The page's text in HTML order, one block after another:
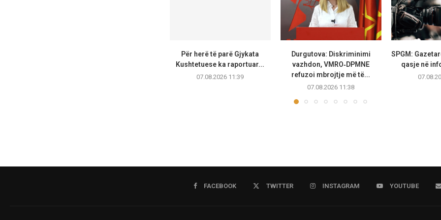
Për herë të parë Gjykata
Kushtetuese ka raportuar...
07.08.2026 11:39
Durgutova: Diskriminimi
vazhdon, VMRO‑DPMNE
refuzoi mbrojtje më të...
07.08.2026 11:38
SPGM:
qasje në
FACEBOOK TWITTER INSTAGRAM YOUTUBE